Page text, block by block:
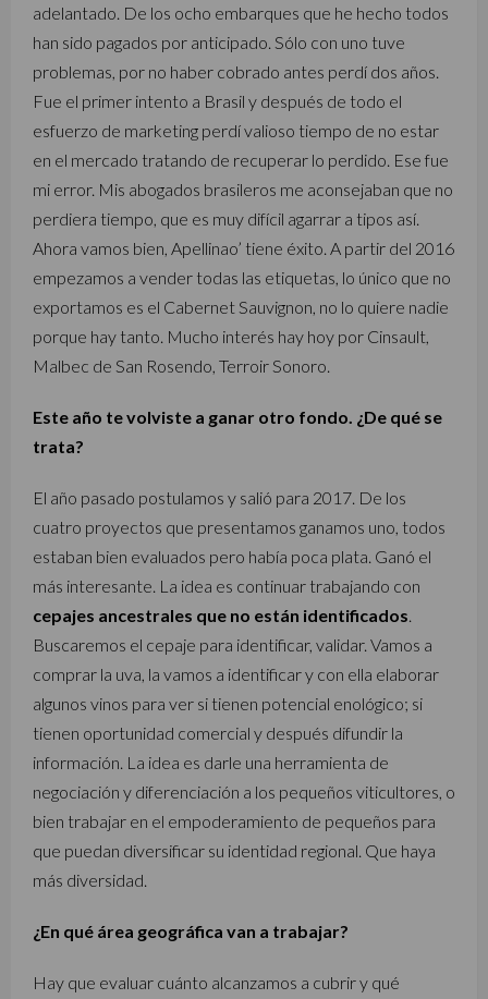
adelantado. De los ocho embarques que he hecho todos
han sido pagados por anticipado. Sólo con uno tuve
problemas, por no haber cobrado antes perdí dos años.
Fue el primer intento a Brasil y después de todo el
esfuerzo de marketing perdí valioso tiempo de no estar
en el mercado tratando de recuperar lo perdido. Ese fue
mi error. Mis abogados brasileros me aconsejaban que no
perdiera tiempo, que es muy difícil agarrar a tipos así.
Ahora vamos bien, Apellinao’ tiene éxito. A partir del 2016
empezamos a vender todas las etiquetas, lo único que no
exportamos es el Cabernet Sauvignon, no lo quiere nadie
porque hay tanto. Mucho interés hay hoy por Cinsault,
Malbec de San Rosendo, Terroir Sonoro.
Este año te volviste a ganar otro fondo. ¿De qué se
trata?
El año pasado postulamos y salió para 2017. De los
cuatro proyectos que presentamos ganamos uno, todos
estaban bien evaluados pero había poca plata. Ganó el
más interesante. La idea es continuar trabajando con
cepajes ancestrales que no están identificados
Buscaremos el cepaje para identificar, validar. Vamos a
comprar la uva, la vamos a identificar y con ella elaborar
algunos vinos para ver si tienen potencial enológico; si
tienen oportunidad comercial y después difundir la
información. La idea es darle una herramienta de
negociación y diferenciación a los pequeños viticultores, o
bien trabajar en el empoderamiento de pequeños para
que puedan diversificar su identidad regional. Que haya
más diversidad.
¿En qué área geográfica van a trabajar?
Hay que evaluar cuánto alcanzamos a cubrir y qué